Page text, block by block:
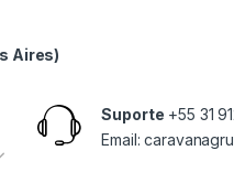
Aires)
Suporte +55 31
Email: